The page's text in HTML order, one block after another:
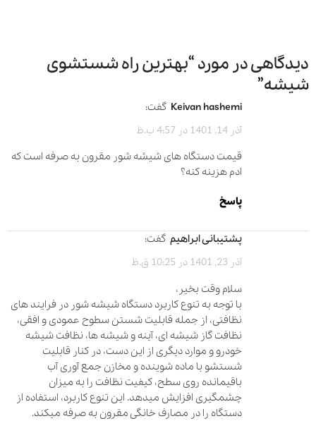
دیدگاهی در مورد “بهترین راه شستشوی
شیشه”
keivan hashemi
گفت:
آذر 14, 1401 در 4:57 ب.ظ
قیمت دستگاه های شیشه شور مقرون به صرفه است که
ادم هزینه کنه؟
پاسخ
پشتیبانی ابراهیم گفت:
آذر 23, 1401 در 10:25 ق.ظ
سلام وقت بخیر،
با توجه به تنوع کاربرد دستگاه شیشه شور در فرایند های
نظافتی، از جمله قابلیت شستن سطوح عمودی و افقی،
نظافت گاز شیشه ای، آینه و شیشه ها، نظافت شیشه
خودرو و موارد دیگری از این دست، در کنار قابلیت
شستشو با ماده شوینده و مخازن جمع آوری آب
باقیمانده روی سطح، کیفیت نظافت را به میزان
چشمگیری افزایش میدهد. این تنوع کاربرد، استفاده از
دستگاه را در مصارف خانگی مقرون به صرفه میکند.